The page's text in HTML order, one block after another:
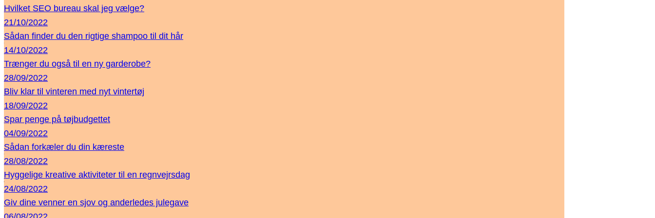
Hvilket SEO bureau skal jeg vælge?
21/10/2022
Sådan finder du den rigtige shampoo til dit hår
14/10/2022
Trænger du også til en ny garderobe?
28/09/2022
Bliv klar til vinteren med nyt vintertøj
18/09/2022
Spar penge på tøjbudgettet
04/09/2022
Sådan forkæler du din kæreste
28/08/2022
Hyggelige kreative aktiviteter til en regnvejrsdag
24/08/2022
Giv dine venner en sjov og anderledes julegave